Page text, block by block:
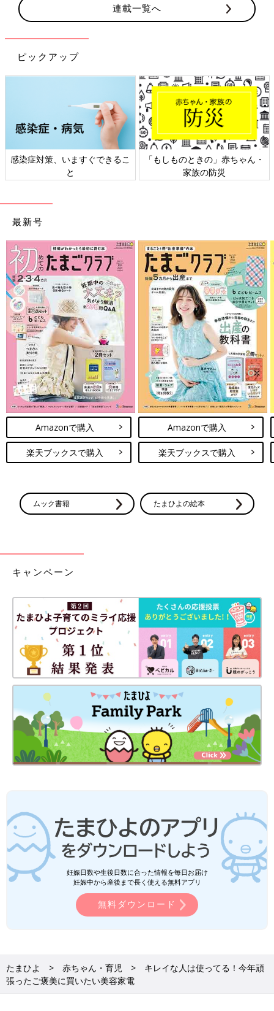
連載一覧へ
ピックアップ
感染症対策、いますぐできるこ
と
「もしものときの」赤ちゃん・
家族の防災
最新号
Amazonで購入
楽天ブックスで購入
Amazonで購入
楽天ブックスで購入
ムック書籍 たまひよの絵本
キャンペーン
妊娠日数や生後日数に合った情報を毎日お届け
妊娠中から産後まで長く使える無料アプリ
無料ダウンロード
たまひよ 赤ちゃん・育児
キレイな人は使ってる！今年頑
張ったご褒美に買いたい美容家電